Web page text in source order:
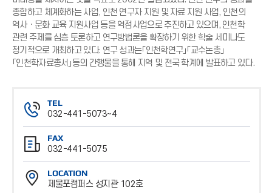
종합하고 체계화하는 사업, 인천 연구자 지원 및 자료 지원 사업, 인천의
역사ㆍ문화 교육 지원사업 등을 역점사업으로 추진하고 있으며, 인천학
관련 주제를 심층 토론하고 연구방법론을 확장하기 위한 학술 세미나도
정기적으로 개최하고 있다. 연구 성과는「인천학연구」「교수논총」
「인천학자료총서」등의 간행물을 통해 지역 및 전국 학계에 발표하고 있다.
TEL
032-441-5073~4
전
화
번
호
FAX
032-441-5075
팩
스
번
LOCATION
제물포캠퍼스 성지관 102호